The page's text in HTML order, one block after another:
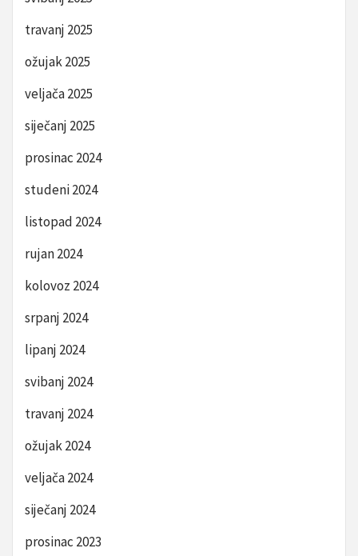
travanj 2025
ožujak 2025
veljača 2025
siječanj 2025
prosinac 2024
studeni 2024
listopad 2024
rujan 2024
kolovoz 2024
srpanj 2024
lipanj 2024
svibanj 2024
travanj 2024
ožujak 2024
veljača 2024
siječanj 2024
prosinac 2023